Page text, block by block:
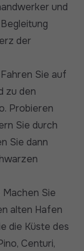
und
der
Fahren Sie auf
zu den
Probieren
Sie durch
Sie dann
Machen Sie
alten Hafen
die Küste des
Centuri,